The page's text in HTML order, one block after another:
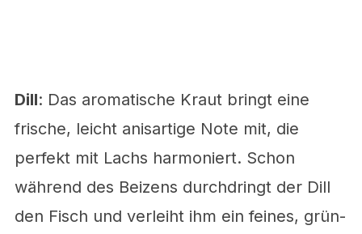
Dill: Das aromatische Kraut bringt eine
frische, leicht anisartige Note mit, die
perfekt mit Lachs harmoniert. Schon
während des Beizens durchdringt der Dill
den Fisch und verleiht ihm ein feines, grün-